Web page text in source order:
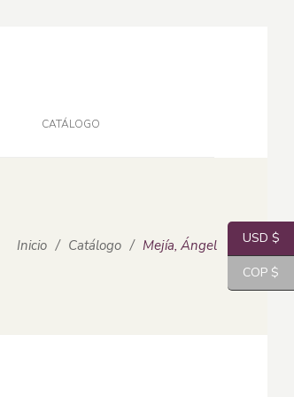
CATÁLOGO
Inicio / Catálogo / Mejía, Ángel USD $
COP $